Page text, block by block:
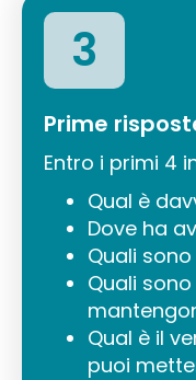
3
Prime
Entro i primi 4
Qual è
Dove ha
Quali
Quali
Qual è il
puoi